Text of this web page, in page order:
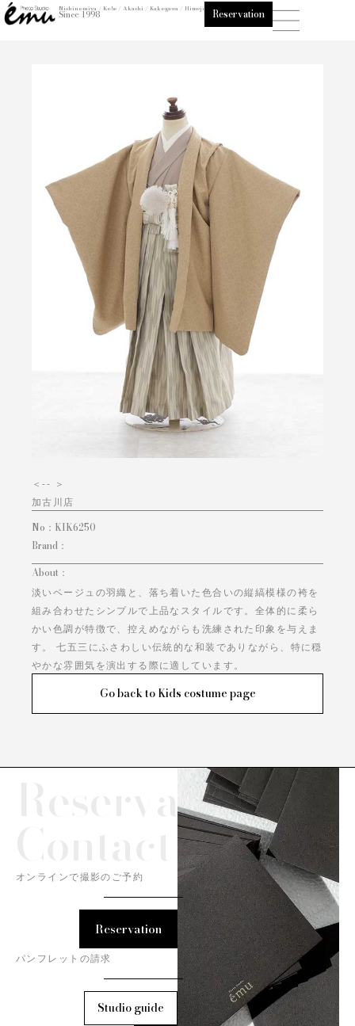
内
容
Nishinomiya / Kobe / Akashi / Kakogawa / Himeji
Since 1998 Reservation
＜-- ＞
加古川店
No： KIK6250
Brand：
About：
淡いベージュの羽織と、落ち着いた色合いの縦縞模様の袴を
組み合わせたシンプルで上品なスタイルです。全体的に柔ら
かい色調が特徴で、控えめながらも洗練された印象を与えま
す。 七五三にふさわしい伝統的な和装でありながら、特に穏
やかな雰囲気を演出する際に適しています。
Go back to Kids costume page
Reservation/
オンラインで撮影のご予約
Reservation
パンフレットの請求
Studio guide